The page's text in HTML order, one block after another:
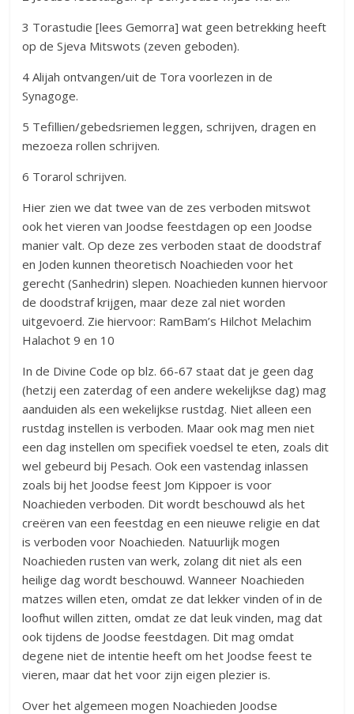
3 Torastudie [lees Gemorra] wat geen betrekking heeft
op de Sjeva Mitswots (zeven geboden).
4 Alijah ontvangen/uit de Tora voorlezen in de
Synagoge.
5 Tefillien/gebedsriemen leggen, schrijven, dragen en
mezoeza rollen schrijven.
6 Torarol schrijven.
Hier zien we dat twee van de zes verboden mitswot
ook het vieren van Joodse feestdagen op een Joodse
manier valt. Op deze zes verboden staat de doodstraf
en Joden kunnen theoretisch Noachieden voor het
gerecht (Sanhedrin) slepen. Noachieden kunnen hiervoor
de doodstraf krijgen, maar deze zal niet worden
uitgevoerd. Zie hiervoor: RamBam’s Hilchot Melachim
Halachot 9 en 10
In de Divine Code op blz. 66-67 staat dat je geen dag
(hetzij een zaterdag of een andere wekelijkse dag) mag
aanduiden als een wekelijkse rustdag. Niet alleen een
rustdag instellen is verboden. Maar ook mag men niet
een dag instellen om specifiek voedsel te eten, zoals dit
wel gebeurd bij Pesach. Ook een vastendag inlassen
zoals bij het Joodse feest Jom Kippoer is voor
Noachieden verboden. Dit wordt beschouwd als het
creëren van een feestdag en een nieuwe religie en dat
is verboden voor Noachieden. Natuurlijk mogen
Noachieden rusten van werk, zolang dit niet als een
heilige dag wordt beschouwd. Wanneer Noachieden
matzes willen eten, omdat ze dat lekker vinden of in de
loofhut willen zitten, omdat ze dat leuk vinden, mag dat
ook tijdens de Joodse feestdagen. Dit mag omdat
degene niet de intentie heeft om het Joodse feest te
vieren, maar dat het voor zijn eigen plezier is.
Over het algemeen mogen Noachieden Joodse